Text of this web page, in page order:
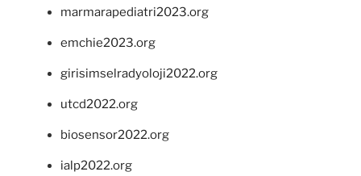
marmarapediatri2023.org
emchie2023.org
girisimselradyoloji2022.org
utcd2022.org
biosensor2022.org
ialp2022.org